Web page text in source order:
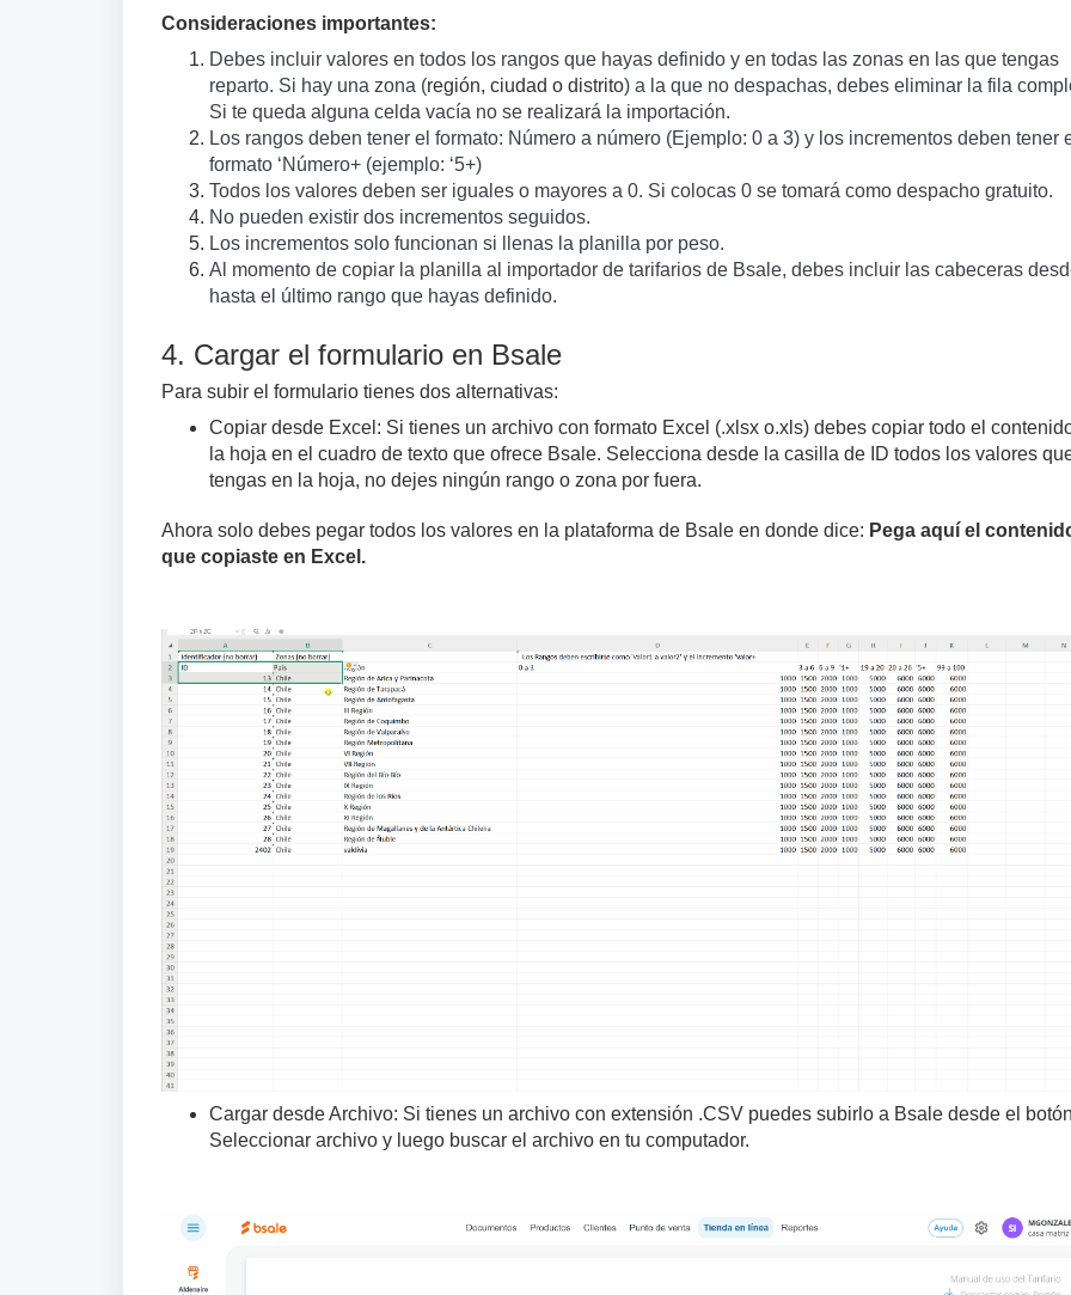
Consideraciones importantes:
Debes incluir valores en todos los rangos que hayas definido y en todas las zonas en las que tengas
reparto. Si hay una zona (región, ciudad o distrito) a la que no despachas, debes eliminar la fila
Si te queda alguna celda vacía no se realizará la importación.
Los rangos deben tener el formato: Número a número (Ejemplo: 0 a 3) y los incrementos deben tener
formato ‘Número+ (ejemplo: ‘5+)
Todos los valores deben ser iguales o mayores a 0. Si colocas 0 se tomará como despacho gratuito.
No pueden existir dos incrementos seguidos.
Los incrementos solo funcionan si llenas la planilla por peso.
Al momento de copiar la planilla al importador de tarifarios de Bsale, debes incluir las cabeceras
hasta el último rango que hayas definido.
4. Cargar el formulario en Bsale
Para subir el formulario tienes dos alternativas:
Copiar desde Excel: Si tienes un archivo con formato Excel (.xlsx o.xls) debes copiar todo el
la hoja en el cuadro de texto que ofrece Bsale. Selecciona desde la casilla de ID todos los valores
tengas en la hoja, no dejes ningún rango o zona por fuera.
Ahora solo debes pegar todos los valores en la plataforma de Bsale en donde dice: Pega aquí el
que copiaste en Excel.
Cargar desde Archivo: Si tienes un archivo con extensión .CSV puedes subirlo a Bsale desde el
Seleccionar archivo y luego buscar el archivo en tu computador.